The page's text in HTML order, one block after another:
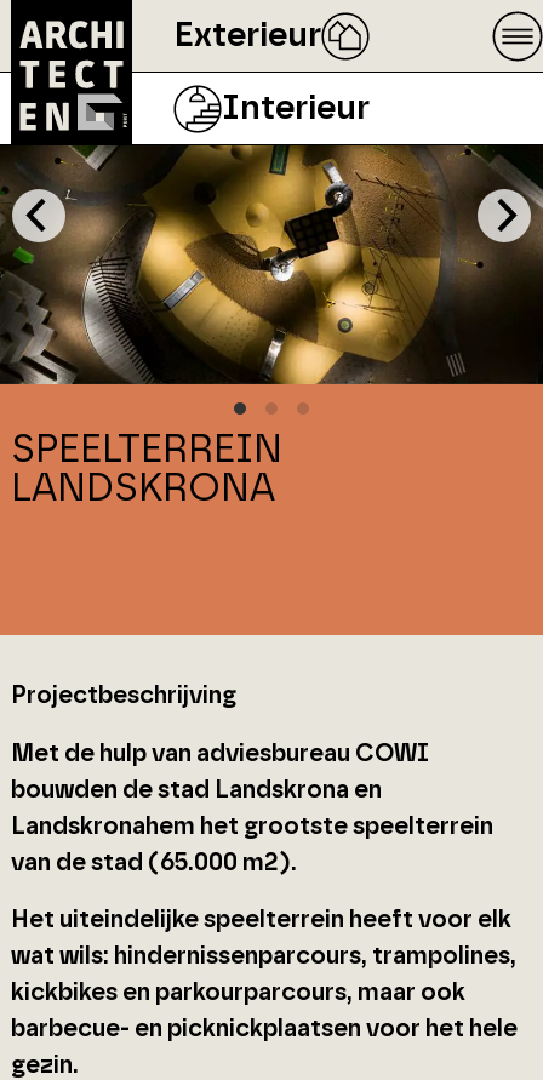
Exterieur
Interieur
SPEELTERREIN
LANDSKRONA
Projectbeschrijving
Met de hulp van adviesbureau COWI
bouwden de stad Landskrona en
Landskronahem het grootste speelterrein
van de stad (65.000 m2).
Het uiteindelijke speelterrein heeft voor elk
wat wils: hindernissenparcours, trampolines,
kickbikes en parkourparcours, maar ook
barbecue- en picknickplaatsen voor het hele
gezin.